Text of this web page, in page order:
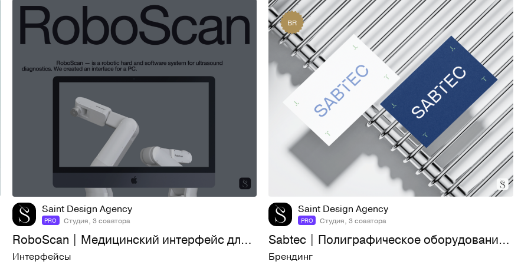
588
Saint Design Agency
PRO Студия, 3 соавтора
RoboScan | Медицинский интерфейс для ПК | UX/UI
Интерфейсы
BR
46 1,1K
Saint Design Agency
PRO Студия, 3 соавтора
Sabtec | Полиграфическое оборудование | Айдентика | Сайт
Брендинг